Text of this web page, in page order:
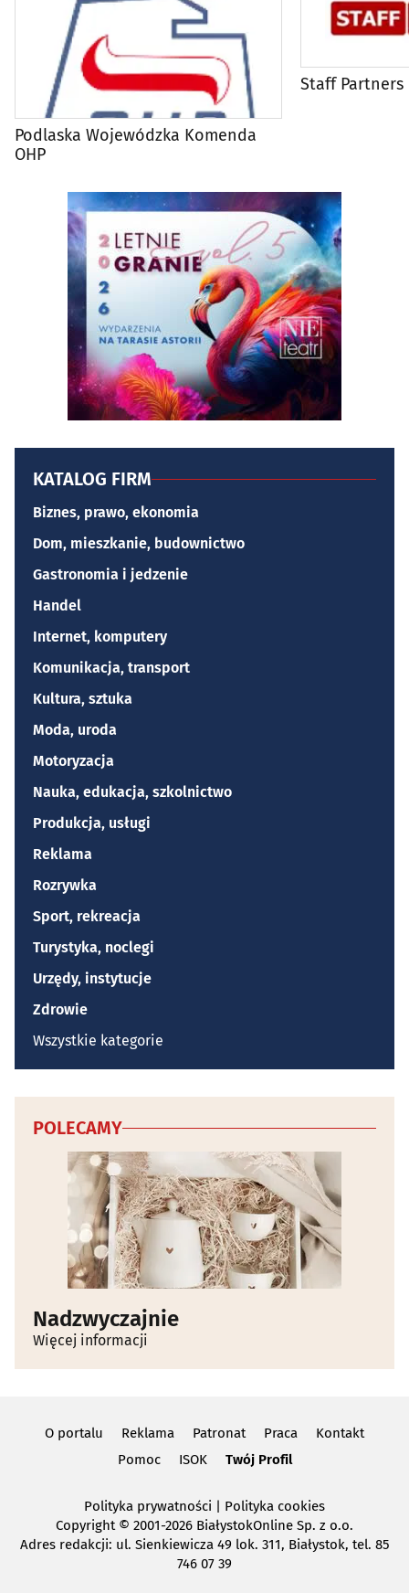
Podlaska Wojewódzka Komenda
OHP
Staff Partners
KATALOG FIRM
Biznes, prawo, ekonomia
Dom, mieszkanie, budownictwo
Gastronomia i jedzenie
Handel
Internet, komputery
Komunikacja, transport
Kultura, sztuka
Moda, uroda
Motoryzacja
Nauka, edukacja, szkolnictwo
Produkcja, usługi
Reklama
Rozrywka
Sport, rekreacja
Turystyka, noclegi
Urzędy, instytucje
Zdrowie
Wszystkie kategorie
POLECAMY
Nadzwyczajnie
Więcej informacji
O portalu Reklama Patronat Praca
Kontakt
Pomoc
ISOK Twój Profil
Polityka prywatności | Polityka cookies
Copyright© 2001-2026 BiałystokOnline Sp. z o.o.
Adres redakcji: ul. Sienkiewicza 49 lok. 311, Białystok, tel. 85
746 07 39